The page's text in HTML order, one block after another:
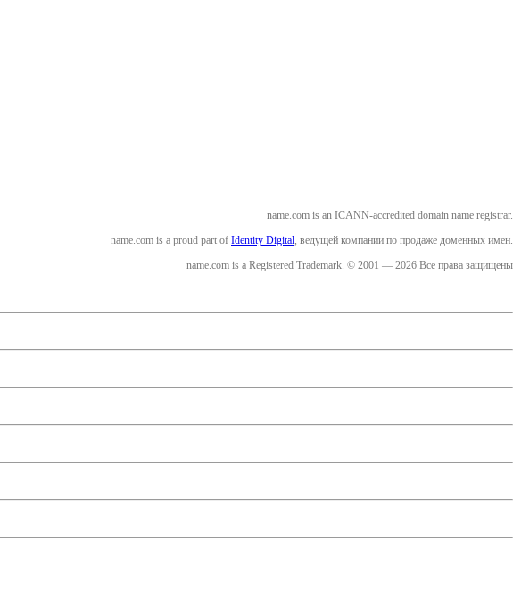
name.com is an ICANN-accredited domain name registrar.
name.com is a proud part of Identity Digital, ведущей компании по продаже доменных имен.
name.com is a Registered Trademark. © 2001 — 2026 Все права защищены